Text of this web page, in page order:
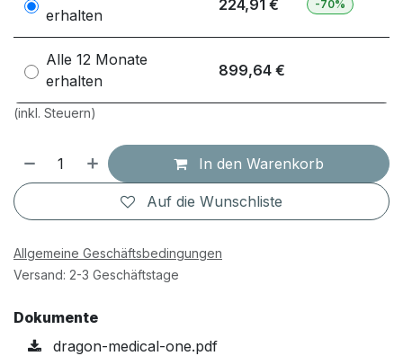
erhalten
224,91 € -70%
Alle 12 Monate
erhalten
899,64 €
(inkl. Steuern)
In den Warenkorb
Auf die Wunschliste
Allgemeine Geschäftsbedingungen
Versand: 2-3 Geschäftstage
Dokumente
dragon-medical-one.pdf